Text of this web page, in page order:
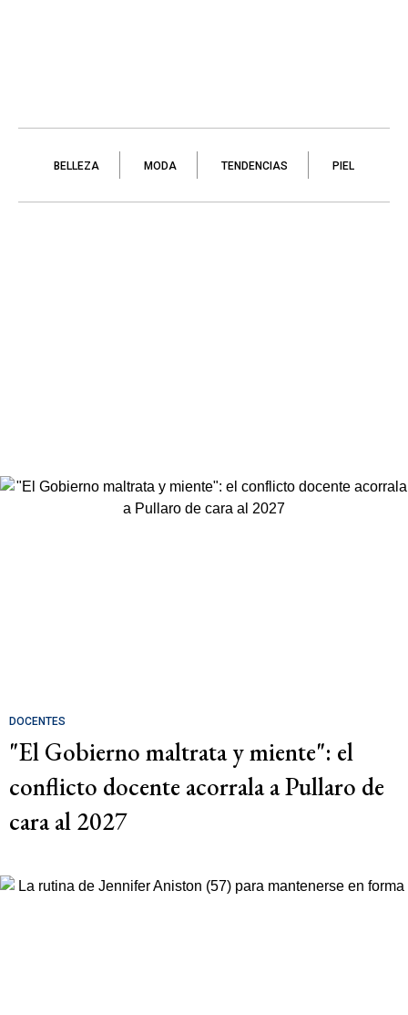
BELLEZA MODA TENDENCIAS PIEL
DOCENTES
"El Gobierno maltrata y miente": el
conflicto docente acorrala a Pullaro de
cara al 2027